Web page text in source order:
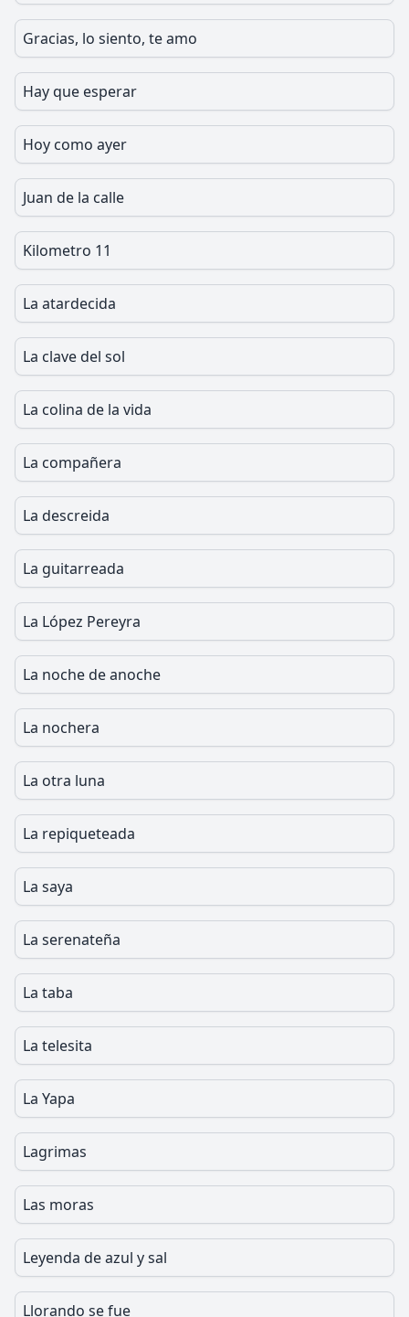
Gracias, lo siento, te amo
Hay que esperar
Hoy como ayer
Juan de la calle
Kilometro 11
La atardecida
La clave del sol
La colina de la vida
La compañera
La descreida
La guitarreada
La López Pereyra
La noche de anoche
La nochera
La otra luna
La repiqueteada
La saya
La serenateña
La taba
La telesita
La Yapa
Lagrimas
Las moras
Leyenda de azul y sal
Llorando se fue